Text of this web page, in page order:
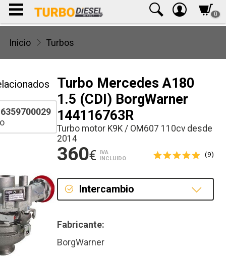
0
Inicio Turbos
Turbo Mercedes A180
1.5 (CDI) BorgWarner
144116763R
Turbo motor K9K / OM607 110cv desde
2014
360€
IVA
INCLUIDO
(9)
Intercambio
Reconstrucción
Fabricante:
BorgWarner